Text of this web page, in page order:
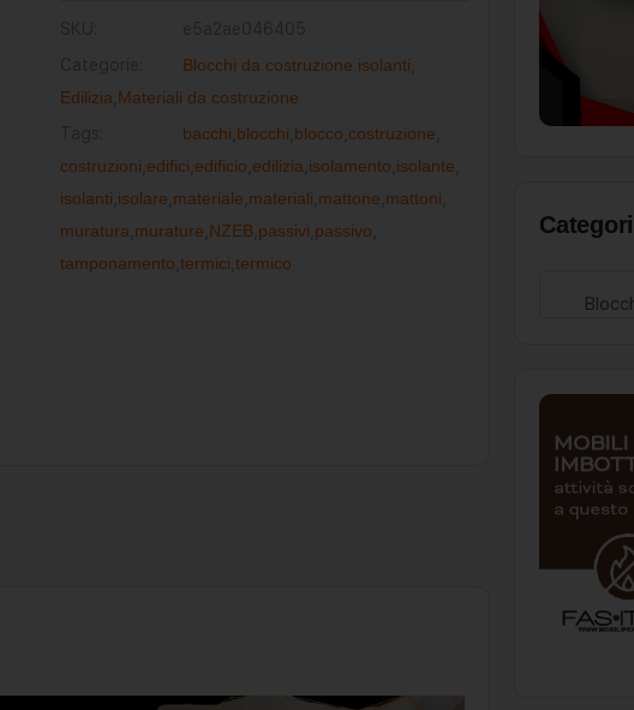
Blocchi da costruzione isolanti
Edilizia Materiali da costruzione
bacchi blocchi blocco costruzione
costruzioni edifici edificio edilizia isolamento isolante
isolanti isolare materiale materiali mattone mattoni
muratura murature NZEB, passivi passivo
tamponamento termici termico